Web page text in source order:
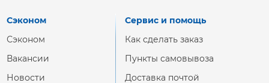
Сэконом
Сэконом
Вакансии
Новости
Сервис и помощь
Как сделать заказ
Пункты самовывоза
Доставка почтой